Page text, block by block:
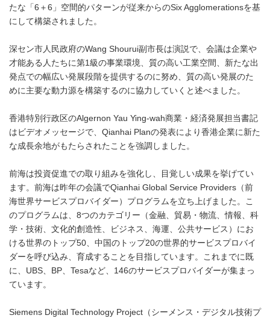
たな「6＋6」空間的パターンが従来からのSix Agglomerationsを基
にして構築されました。
深セン市人民政府のWang Shourui副市長は演説で、会議は企業や
才能ある人たちに第1級の事業環境、質の高い工業空間、新たな出
発点での幅広い発展段階を提供するのに努め、質の高い発展のた
めに主要な動力源を構築するのに協力していくと述べました。
香港特別行政区のAlgernon Yau Ying-wah商業・経済発展担当書記
はビデオメッセージで、Qianhai Planの発表により香港企業に新た
な成長余地がもたらされたことを強調しました。
前海は投資促進での取り組みを強化し、目覚しい成果を挙げてい
ます。前海は昨年の会議でQianhai Global Service Providers（前
海世界サービスプロバイダー）プログラムを立ち上げました。こ
のプログラムは、8つのカテゴリー（金融、貿易・物流、情報、科
学・技術、文化的創造性、ビジネス、海運、公共サービス）にお
ける世界のトップ50、中国のトップ20の世界的サービスプロバイ
ダーを呼び込み、育成することを目指しています。これまでに既
に、UBS、BP、Tesaなど、146のサービスプロバイダーが集まっ
ています。
Siemens Digital Technology Project（シーメンス・デジタル技術プ